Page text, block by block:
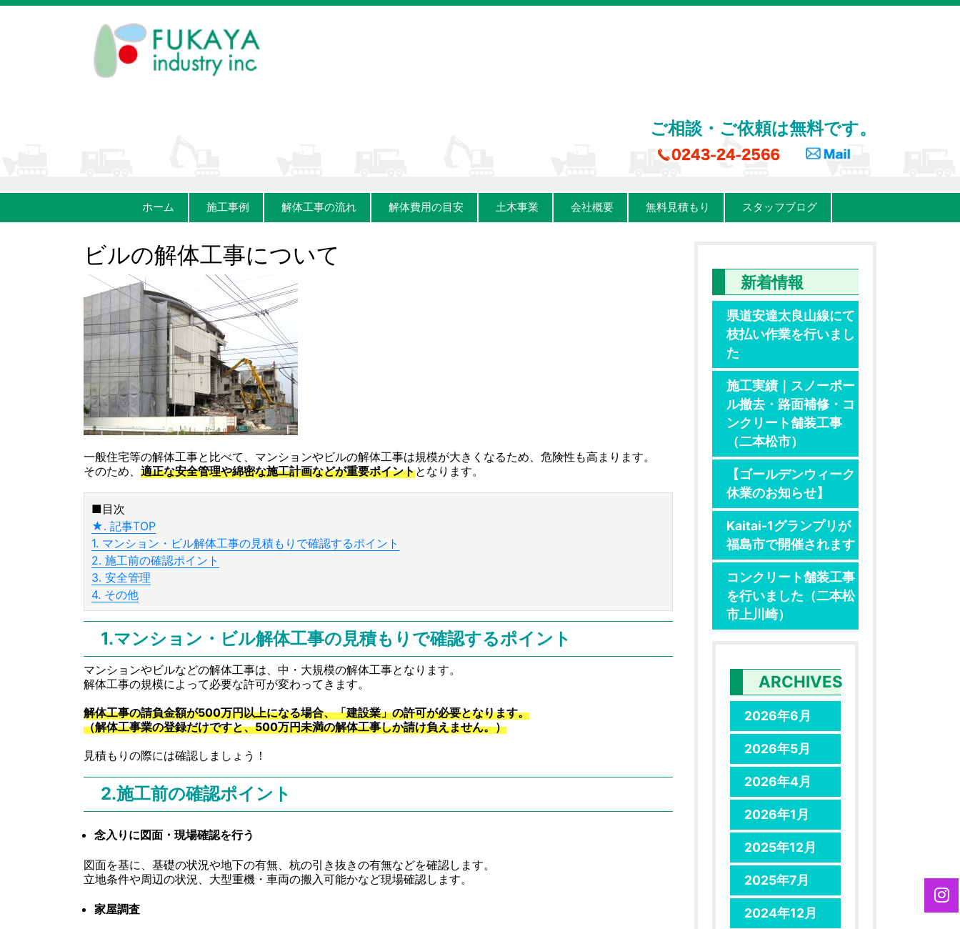
ご相談・ご依頼は無料です。
ホーム 施工事例 解体工事の流れ 解体費用の目安 土木事業 会社概要 無料見積もり スタッフブログ
ビルの解体工事について
一般住宅等の解体工事と比べて、マンションやビルの解体工事は規模が大きくなるため、危険性も高まります。
そのため、 適正な安全管理や綿密な施工計画などが重要ポイントとなります。
■目次
★. 記事TOP
1. マンション・ビル解体工事の見積もりで確認するポイント
2. 施工前の確認ポイント
3. 安全管理
4. その他
1.マンション・ビル解体工事の見積もりで確認するポイント
マンションやビルなどの解体工事は、中・大規模の解体工事となります。
解体工事の規模によって必要な許可が変わってきます。
解体工事の請負金額が500万円以上になる場合、「建設業」の許可が必要となります。
（解体工事業の登録だけですと、500万円未満の解体工事しか請け負えません。）
見積もりの際には確認しましょう！
2.施工前の確認ポイント
念入りに図面・現場確認を行う
図面を基に、基礎の状況や地下の有無、杭の引き抜きの有無などを確認します。
立地条件や周辺の状況、大型重機・車両の搬入可能かなど現場確認します。
家屋調査
新着情報
県道安達太良山線にて
枝払い作業を行いまし
た
施工実績｜スノーポー
ル撤去・路面補修・コ
ンクリート舗装工事
（二本松市）
【ゴールデンウィーク
休業のお知らせ】
Kaitai-1グランプリが
福島市で開催されます
コンクリート舗装工事
を行いました（二本松
市上川崎）
ARCHIVES
2026年6月
2026年5月
2026年4月
2026年1月
2025年12月
2025年7月
2024年12月